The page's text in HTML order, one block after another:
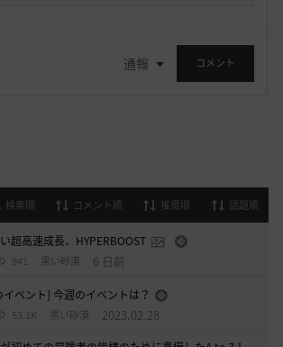
通報 コメント
検索順 コメント順 推奨順 話題順
超高速成長、HYPERBOOST
941 黒い砂漠 6 日前
ベント] 今週のイベントは？
53.1K 黒い砂漠 2023.02.28